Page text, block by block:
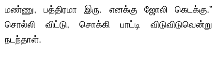
மண்ணு, பத்திரமா இரு. எனக்கு ஜோலி கெடக்கு.”
சொல்லி விட்டு, சொக்கி பாட்டி விடுவிடுவென்று
நடந்தாள்.